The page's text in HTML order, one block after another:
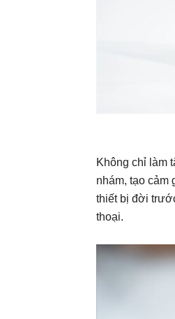
Không chỉ làm
nhám, tạo cảm
thiết bị đời
thoại.